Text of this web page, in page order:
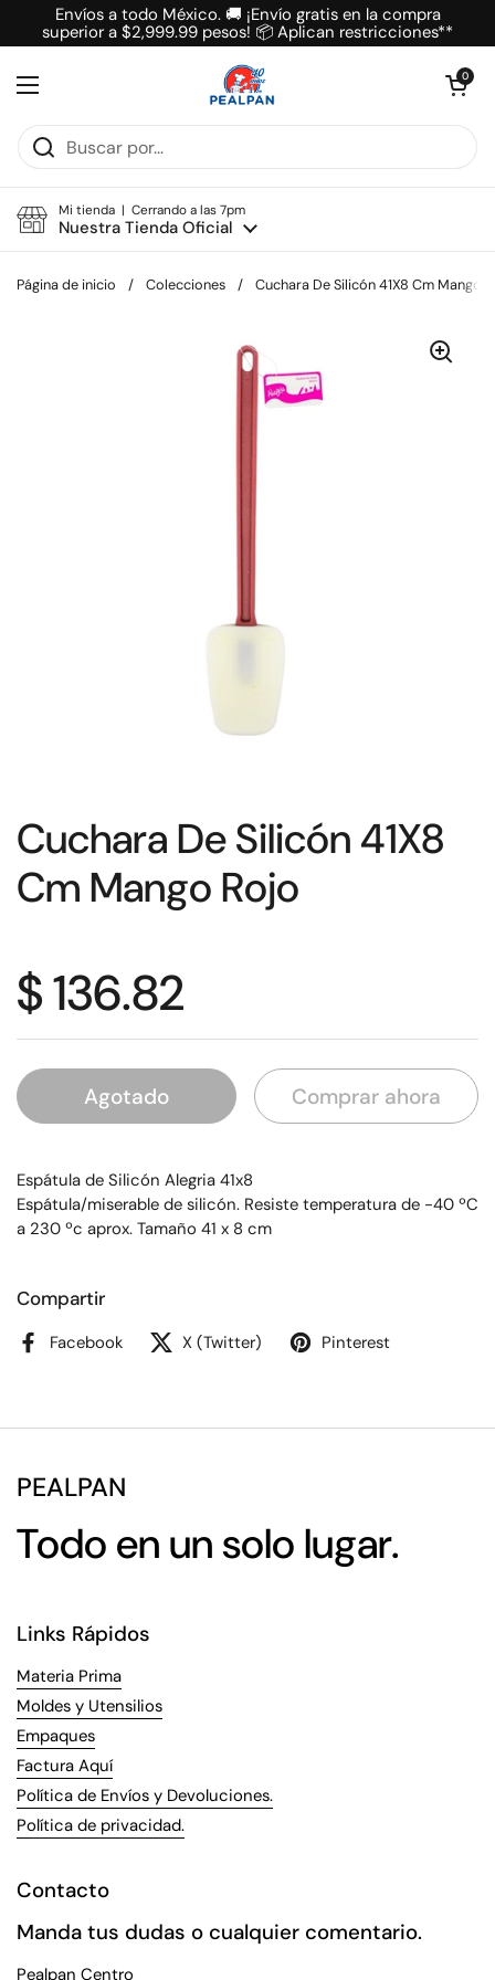
Ir al contenido
Envíos a todo México. 🚚 ¡Envío gratis en la compra
superior a $2,999.99 pesos! 📦 Aplican restricciones**
Abrir menú
Abrir carrito
0
Mi tienda | Cerrando a las 7pm
Nuestra Tienda Oficial
Página de inicio / Colecciones / Cuchara De Silicón 41X8 Cm Mango
Cuchara De Silicón 41X8
Cm Mango Rojo
$ 136.82
Agotado Comprar ahora
Espátula de Silicón Alegria 41x8
Espátula/miserable de silicón. Resiste temperatura de -40 ºC
a 230 ºc aprox. Tamaño 41 x 8 cm
Compartir
Facebook X (Twitter) Pinterest
PEALPAN
Todo en un solo lugar.
Links Rápidos
Materia Prima
Moldes y Utensilios
Empaques
Factura Aquí
Política de Envíos y Devoluciones.
Política de privacidad.
Contacto
Manda tus dudas o cualquier comentario.
Pealpan Centro